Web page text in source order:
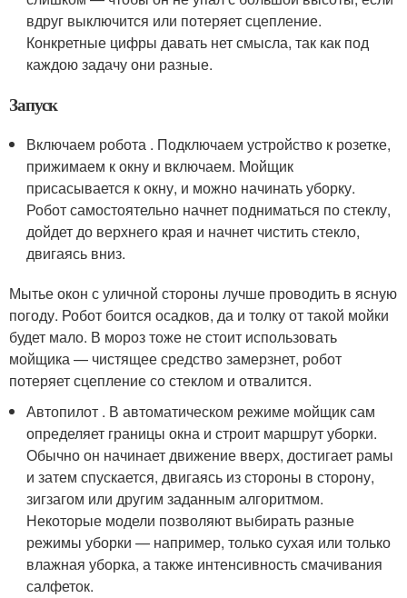
вдруг выключится или потеряет сцепление.
Конкретные цифры давать нет смысла, так как под
каждою задачу они разные.
Запуск
Включаем робота . Подключаем устройство к розетке,
прижимаем к окну и включаем. Мойщик
присасывается к окну, и можно начинать уборку.
Робот самостоятельно начнет подниматься по стеклу,
дойдет до верхнего края и начнет чистить стекло,
двигаясь вниз.
Мытье окон с уличной стороны лучше проводить в ясную
погоду. Робот боится осадков, да и толку от такой мойки
будет мало. В мороз тоже не стоит использовать
мойщика — чистящее средство замерзнет, робот
потеряет сцепление со стеклом и отвалится.
Автопилот . В автоматическом режиме мойщик сам
определяет границы окна и строит маршрут уборки.
Обычно он начинает движение вверх, достигает рамы
и затем спускается, двигаясь из стороны в сторону,
зигзагом или другим заданным алгоритмом.
Некоторые модели позволяют выбирать разные
режимы уборки — например, только сухая или только
влажная уборка, а также интенсивность смачивания
салфеток.